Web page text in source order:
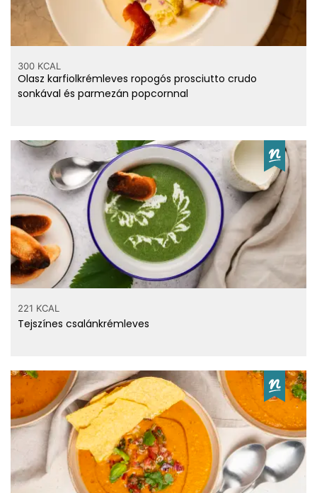
300 KCAL
Olasz karfiolkrémleves ropogós prosciutto crudo
sonkával és parmezán popcornnal
221 KCAL
Tejszínes csalánkrémleves